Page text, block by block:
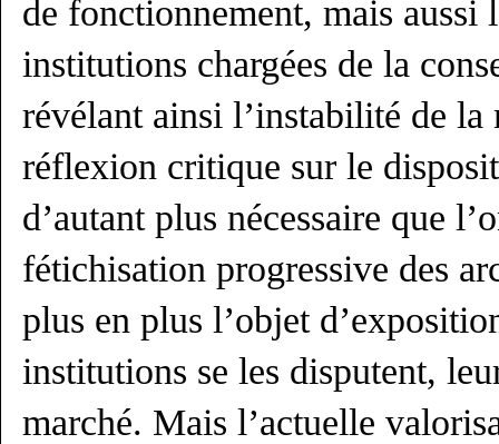
de fonctionnement, mais aussi
institutions chargées de la
révélant ainsi l’instabilité de
réflexion critique sur le
d’autant plus nécessaire que
fétichisation progressive des
plus en plus l’objet
institutions se les disputent,
marché. Mais l’actuelle